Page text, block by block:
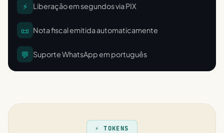
⚡ Liberação em segundos via PIX
📜 Nota fiscal emitida automaticamente
💬 Suporte WhatsApp em português
⚡ TOKENS